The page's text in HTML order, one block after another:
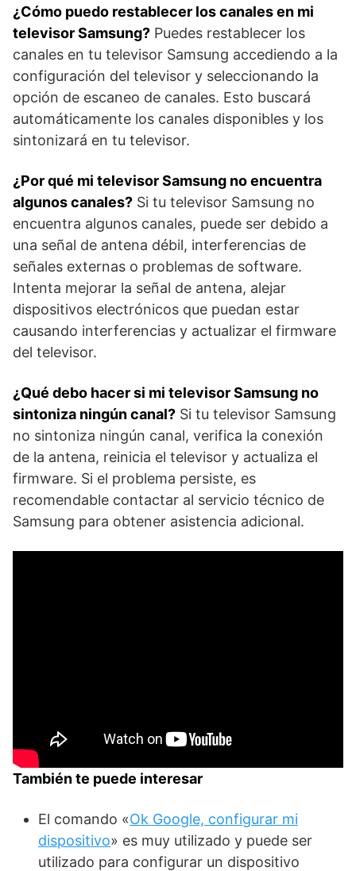
¿Cómo puedo restablecer⁤ los canales en mi
televisor Samsung? Puedes restablecer ⁤los
canales en tu televisor Samsung accediendo a la
configuración del televisor ⁣y seleccionando la
opción de escaneo de canales.⁢ Esto buscará
automáticamente los canales disponibles y los
sintonizará en tu⁣ televisor.
¿Por qué mi televisor Samsung⁣ no encuentra
algunos canales? Si tu televisor Samsung no
⁢encuentra algunos canales, puede ser debido a⁢
una señal de antena débil, interferencias ​de⁢
señales⁣ externas o problemas de software.
Intenta mejorar⁣ la señal de​ antena, alejar
dispositivos electrónicos que puedan estar
causando interferencias y actualizar el firmware‍
del televisor.
¿Qué debo hacer si mi televisor Samsung no
sintoniza ningún canal? Si tu televisor Samsung
no sintoniza ‍ningún canal, verifica la conexión
‍de la antena, reinicia ‌el televisor‌ y actualiza el
firmware. Si el problema persiste, es
recomendable contactar al servicio técnico de⁣
Samsung para obtener asistencia adicional.
También te puede interesar
El comando «Ok Google, configurar mi
dispositivo» es muy utilizado y puede ser
utilizado para configurar un dispositivo